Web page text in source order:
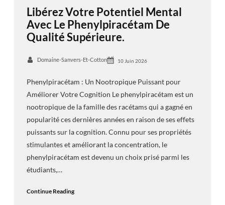
Libérez Votre Potentiel Mental
Avec Le Phenylpiracétam De
Qualité Supérieure.
Domaine-Sanvers-Et-Cotton 10 Juin 2026
Phenylpiracétam : Un Nootropique Puissant pour
Améliorer Votre Cognition Le phenylpiracétam est un
nootropique de la famille des racétams qui a gagné en
popularité ces dernières années en raison de ses effets
puissants sur la cognition. Connu pour ses propriétés
stimulantes et améliorant la concentration, le
phenylpiracétam est devenu un choix prisé parmi les
étudiants,…
Continue Reading